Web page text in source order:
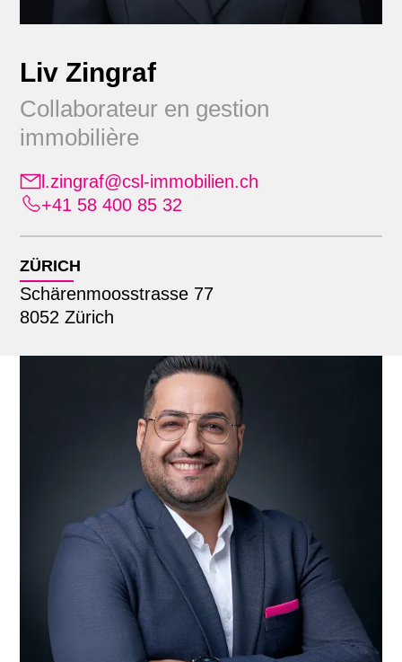
Liv Zingraf
Collaborateur en gestion
immobilière
l.zingraf@csl-immobilien.ch
+41 58 400 85 32
ZÜRICH
Schärenmoosstrasse 77
8052 Zürich
Position
Alle
Apprenants
Commercialisation
Comptabilité immobilière
Finance & comptabilité
Marketing & communication
Personnel
Recherche & Analyse de marché
Services aux propriétaires
Emplacement
Alle
Lausanne
Recherche par nom